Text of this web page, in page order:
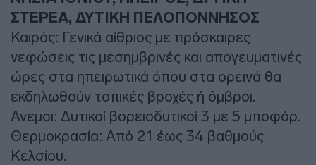
ΣΤΕΡΕΑ, ΔΥΤΙΚΗ ΠΕΛΟΠΟΝΝΗΣΟΣ
Καιρός: Γενικά αίθριος με πρόσκαιρες
νεφώσεις τις μεσημβρινές και απογευματινές
ώρες στα ηπειρωτικά όπου στα ορεινά θα
εκδηλωθούν τοπικές βροχές ή όμβροι.
Ανεμοι: Δυτικοί βορειοδυτικοί 3 με 5 μποφόρ.
Θερμοκρασία: Από 21 έως 34 βαθμούς
Κελσίου.